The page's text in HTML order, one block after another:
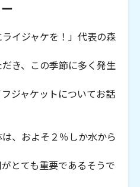
ー
イジャケを！」代表の森
き、この季節に多く発生
ジャケットについてお話
、およそ２％しか水から
とても重要であるそうで